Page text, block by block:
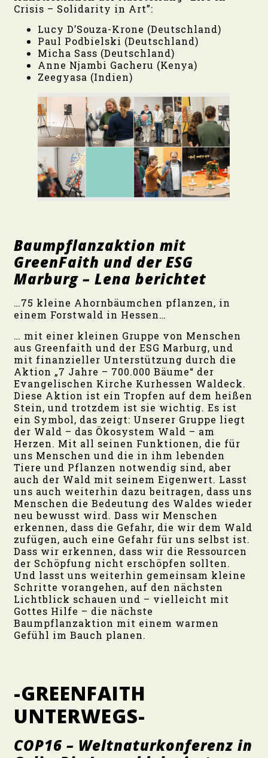
Crisis – Solidarity in Art”:
Lucy D’Souza-Krone (Deutschland)
Paul Podbielski (Deutschland)
Micha Sass (Deutschland)
Anne Njambi Gacheru (Kenya)
Zeegyasa (Indien)
Baumpflanzaktion mit
GreenFaith und der ESG
Marburg – Lena berichtet
…75 kleine Ahornbäumchen pflanzen, in
einem Forstwald in Hessen…
… mit einer kleinen Gruppe von Menschen
aus Greenfaith und der ESG Marburg, und
mit finanzieller Unterstützung durch die
Aktion „7 Jahre – 700.000 Bäume“ der
Evangelischen Kirche Kurhessen Waldeck.
Diese Aktion ist ein Tropfen auf dem heißen
Stein, und trotzdem ist sie wichtig. Es ist
ein Symbol, das zeigt: Unserer Gruppe liegt
der Wald – das Ökosystem Wald – am
Herzen. Mit all seinen Funktionen, die für
uns Menschen und die in ihm lebenden
Tiere und Pflanzen notwendig sind, aber
auch der Wald mit seinem Eigenwert. Lasst
uns auch weiterhin dazu beitragen, dass uns
Menschen die Bedeutung des Waldes wieder
neu bewusst wird. Dass wir Menschen
erkennen, dass die Gefahr, die wir dem Wald
zufügen, auch eine Gefahr für uns selbst ist.
Dass wir erkennen, dass wir die Ressourcen
der Schöpfung nicht erschöpfen sollten.
Und lasst uns weiterhin gemeinsam kleine
Schritte vorangehen, auf den nächsten
Lichtblick schauen und – vielleicht mit
Gottes Hilfe – die nächste
Baumpflanzaktion mit einem warmen
Gefühl im Bauch planen.
-GREENFAITH
UNTERWEGS-
COP16 – Weltnaturkonferenz in